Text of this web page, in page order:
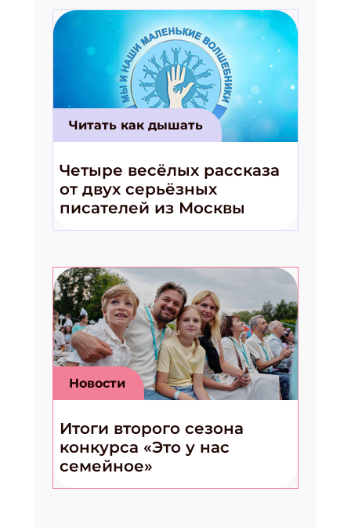
Читать как дышать
Четыре весёлых рассказа
от двух серьёзных
писателей из Москвы
Новости
Итоги второго сезона
конкурса «Это у нас
семейное»